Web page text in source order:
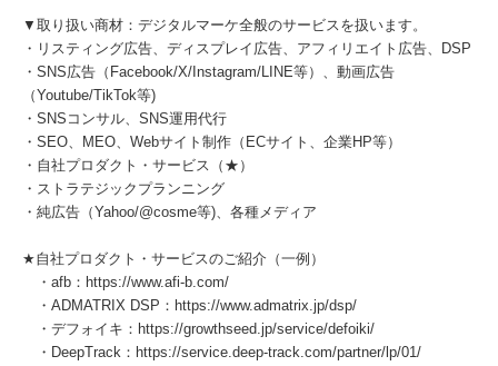
▼取り扱い商材：デジタルマーケ全般のサービスを扱います。
・リスティング広告、ディスプレイ広告、アフィリエイト広告、DSP
・SNS広告（Facebook/X/Instagram/LINE等）、動画広告
（Youtube/TikTok等)
・SNSコンサル、SNS運用代行
・SEO、MEO、Webサイト制作（ECサイト、企業HP等）
・自社プロダクト・サービス（★）
・ストラテジックプランニング
・純広告（Yahoo/@cosme等)、各種メディア
★自社プロダクト・サービスのご紹介（一例）
・afb：https://www.afi-b.com/
・ADMATRIX DSP：https://www.admatrix.jp/dsp/
・デフォイキ：https://growthseed.jp/service/defoiki/
・DeepTrack：https://service.deep-track.com/partner/lp/01/